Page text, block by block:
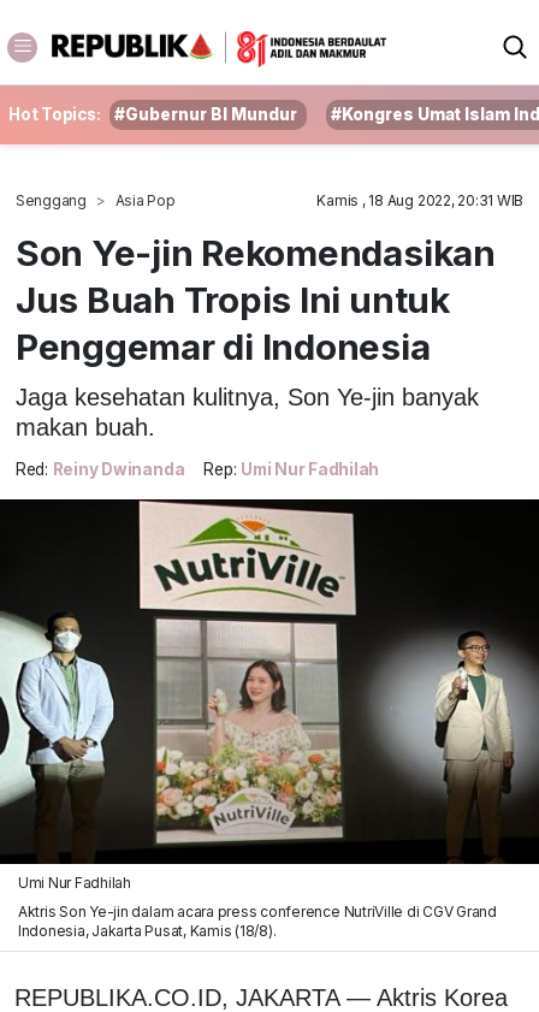
Hot Topics: #Gubernur BI Mundur #Kongres Umat Islam
Senggang Asia Pop Kamis , 18 Aug 2022, 20:31 WIB
Son Ye-jin Rekomendasikan
Jus Buah Tropis Ini untuk
Penggemar di Indonesia
Jaga kesehatan kulitnya, Son Ye-jin banyak
makan buah.
Red: Reiny Dwinanda Rep: Umi Nur Fadhilah
Umi Nur Fadhilah
Aktris Son Ye-jin dalam acara press conference NutriVille di CGV Grand
Indonesia, Jakarta Pusat, Kamis (18/8).
REPUBLIKA.CO.ID, JAKARTA — Aktris Korea